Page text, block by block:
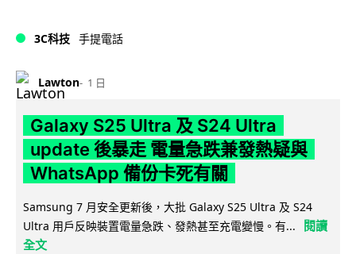
3C科技 手提電話
Lawton 1 日
Galaxy S25 Ultra 及 S24 Ultra
update 後暴走 電量急跌兼發熱疑與
WhatsApp 備份卡死有關
Samsung 7 月安全更新後，大批 Galaxy S25 Ultra 及 S24
Ultra 用戶反映裝置電量急跌、發熱甚至充電變慢。有...
閱讀
全文